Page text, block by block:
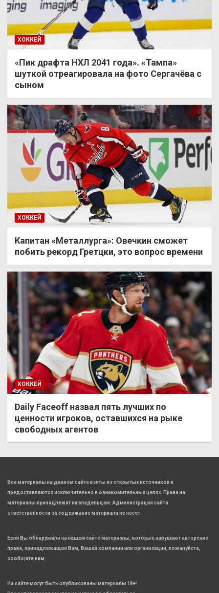
ХОККЕЙ
«Пик драфта НХЛ 2041 года». «Тампа»
шуткой отреагировала на фото Сергачёва с
сыном
ХОККЕЙ
Капитан «Металлурга»: Овечкин сможет
побить рекорд Гретцки, это вопрос времени
ХОККЕЙ
Daily Faceoff назвал пять лучших по
ценности игроков, оставшихся на рыке
свободных агентов
Все материалы на данном сайте взяты из открытых источников и
предоставляются исключительно в ознакомительных целях. Права на
материалы принадлежат их владельцам. Администрация сайта
ответственности за содержание материала не несет.
Если Вы обнаружили на нашем сайте материалы, которые нарушают авторские
права, принадлежащие Вам, Вашей компании или организации, пожалуйста,
сообщите нам.
На сайте могут быть опубликованы материалы 18+!